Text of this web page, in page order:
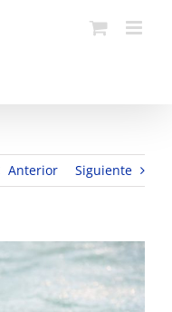
Anterior Siguiente